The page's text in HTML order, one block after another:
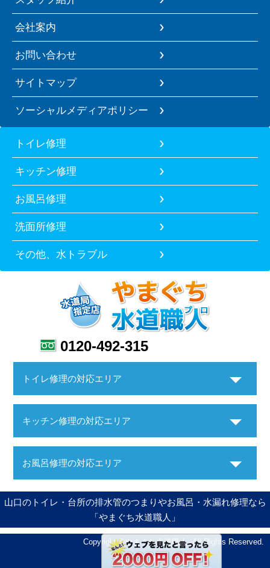
会社案内
お問い合わせ
サイトマップ
ソーシャルメディアポリシー
トイレ修理
キッチン修理
お風呂修理
洗面所修理
その他、水トラブル
0120-492-315
トイレ修理の対応エリア
キッチン修理の対応エリア
お風呂修理の対応エリア
山口のトイレ・台所の排水管のつまりやお風呂・水漏れ修理なら
「やまぐち水道職人」
Copyright ©やまぐち水道職人. All Rights Reserved.